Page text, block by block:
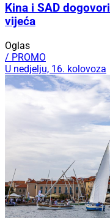
Kina i SAD
vijeća
Oglas
/ PROMO
U nedjelju, 16. kolovoza